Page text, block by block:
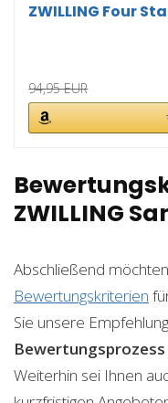
ZWILLING Four
94,95 EUR
ZWILLING
Abschließend
Bewertungskriterien
Sie unsere
Bewertungsprozess
Weiterhin sei Ihnen